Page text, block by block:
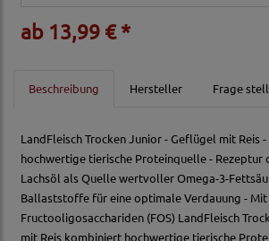
ab 13,99 € *
Beschreibung Hersteller Frage
LandFleisch Trocken Junior - Geflügel mit Reis
hochwertige tierische Proteinquelle - Rezeptur
Lachsöl als Quelle wertvoller Omega-3-
Ballaststoffe für eine optimale Verdauung -
Fructooligosacchariden (FOS) LandFleisch
mit Reis kombiniert hochwertige tierische